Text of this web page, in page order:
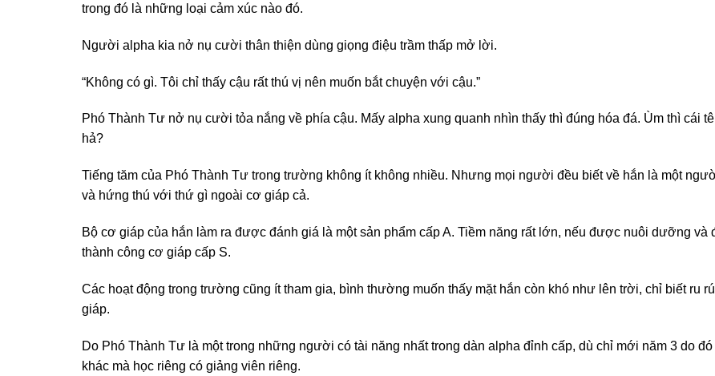
trong đó là những loại cảm xúc nào đó.
Người alpha kia nở nụ cười thân thiện dùng giọng điệu trầm thấp mở lời.
“Không có gì. Tôi chỉ thấy cậu rất thú vị nên muốn bắt chuyện với cậu.”
Phó Thành Tư nở nụ cười tỏa nắng về phía cậu. Mấy alpha xung quanh nhìn thấy thì đúng hóa đá. Ùm thì cái
hả?
Tiếng tăm của Phó Thành Tư trong trường không ít không nhiều. Nhưng mọi người đều biết về hắn là một
và hứng thú với thứ gì ngoài cơ giáp cả.
Bộ cơ giáp của hắn làm ra được đánh giá là một sản phẩm cấp A. Tiềm năng rất lớn, nếu được nuôi dưỡng và
thành công cơ giáp cấp S.
Các hoạt động trong trường cũng ít tham gia, bình thường muốn thấy mặt hắn còn khó như lên trời, chỉ biết ru
giáp.
Do Phó Thành Tư là một trong những người có tài năng nhất trong dàn alpha đỉnh cấp, dù chỉ mới năm 3 do
khác mà học riêng có giảng viên riêng.